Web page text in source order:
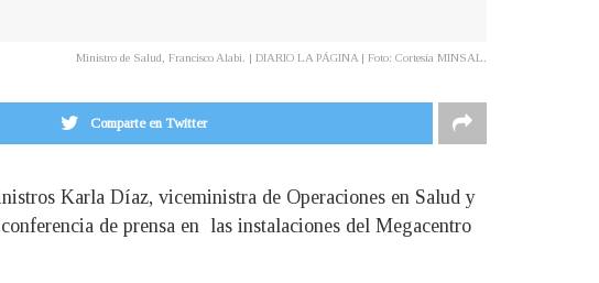
Ministro de Salud, Francisco Alabi. | DIARIO LA PÁGINA | Foto: Cortesía MINSAL.
Comparte en Twitter
Karla Díaz, viceministra de Operaciones en Salud y
de prensa en las instalaciones del Megacentro